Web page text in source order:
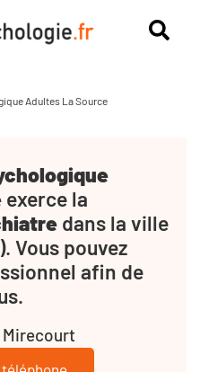
Adultes La Source
exerce la
dans la ville
Vous pouvez
afin de
Mirecourt